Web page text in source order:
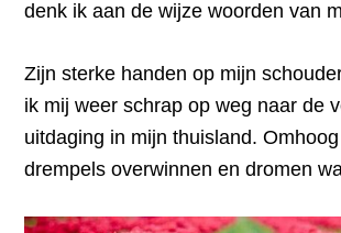
denk ik aan de wijze woorden van
Zijn sterke handen op mijn
ik mij weer schrap op weg naar de
uitdaging in mijn thuisland.
drempels overwinnen en dromen